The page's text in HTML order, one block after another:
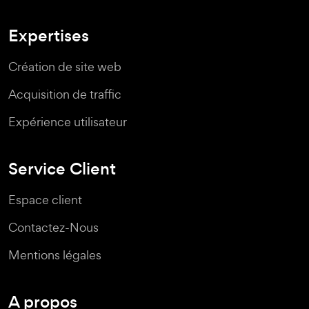
Expertises
Création de site web
Acquisition de traffic
Expérience utilisateur
Service Client
Espace client
Contactez-Nous
Mentions légales
A propos